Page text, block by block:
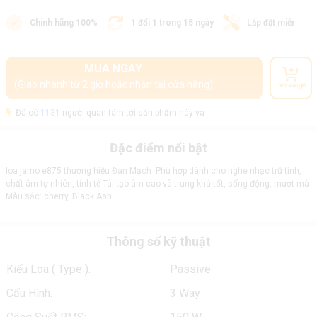
Chính hãng 100% 1 đổi 1 trong 15 ngày Lắp đặt miễn phí
MUA NGAY
(Giao nhanh từ 2 giờ hoặc nhận tại cửa hàng) Thêm vào giỏ
Đã có 1131 người quan tâm tới sản phẩm này và
Đặc điểm nổi bật
loa jamo e875 thương hiệu Đan Mạch Phù hợp dành cho nghe nhạc trữ tình,
chất âm tự nhiên, tinh tế Tái tạo âm cao và trung khá tốt, sống động, mượt mà
Màu sắc: cherry, Black Ash
Thông số kỹ thuật
Kiểu Loa ( Type ):
Passive
Cấu Hình:
3 Way